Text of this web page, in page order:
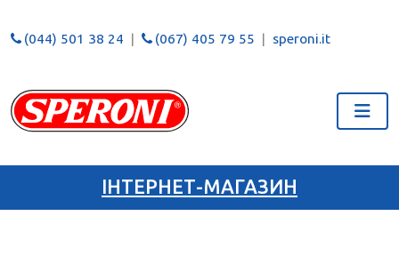
(044) 501 38 24 (067) 405 79 55 speroni.it
ІНТЕРНЕТ-МАГАЗИН